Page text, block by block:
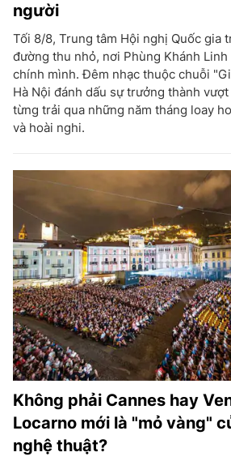
người
Tối 8/8, Trung tâm Hội nghị Quốc gia
đường thu nhỏ, nơi Phùng Khánh
chính mình. Đêm nhạc thuộc chuỗi
Hà Nội đánh dấu sự trưởng thành
từng trải qua những năm tháng loay
và hoài nghi.
Không phải Cannes hay
Locarno mới là "mỏ vàng"
nghệ thuật?